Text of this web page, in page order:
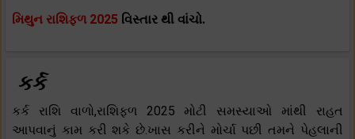
મિથુન રાશિફળ 2025 વિસ્તાર થી વાંચો.
કર્ક
કર્ક રાશિ વાળો,રાશિફળ 2025 મોટી સમસ્યાઓ માંથી રાહત
આપવાનું કામ કરી શકે છે.ખાસ કરીને મોર્ચા પછી તમને પેહલાની